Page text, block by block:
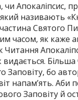
Апокаліпсис,
називають
Святого
часом, як каже
Більша
Заповіту, бо
напам’ять. Аби
Заповіту й